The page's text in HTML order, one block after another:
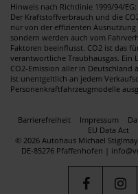
Hinweis nach Richtlinie 1999/94/EG:
Der Kraftstoffverbrauch und die
nur von der effizienten Ausnutzung
sondern werden auch vom
Faktoren beeinflusst. CO2 ist das
verantwortliche Traubhausgas.
CO2-Emission aller in
ist unentgeltlich an jedem
Personenkraftfahrzeugmodelle
Barrierefreiheit Impressum
EU Data Act
© 2026 Autohaus Michael
DE-85276 Pfaffenhofen |